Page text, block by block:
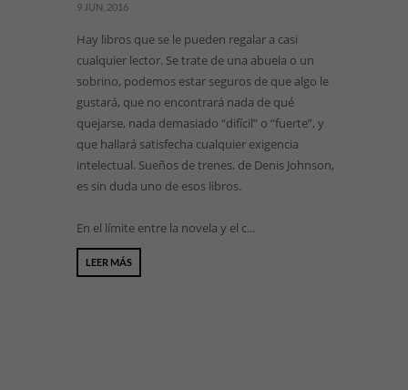
9 JUN, 2016
Hay libros que se le pueden regalar a casi
cualquier lector. Se trate de una abuela o un
sobrino, podemos estar seguros de que algo le
gustará, que no encontrará nada de qué
quejarse, nada demasiado “difícil” o “fuerte”, y
que hallará satisfecha cualquier exigencia
intelectual. Sueños de trenes, de Denis Johnson,
es sin duda uno de esos libros.
En el límite entre la novela y el c...
LEER MÁS